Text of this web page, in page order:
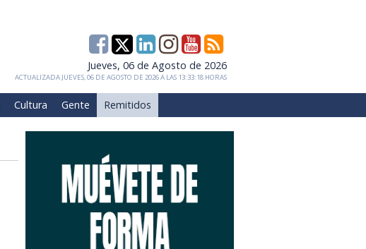
Jueves, 06 de Agosto de 2026
ACTUALIZADA JUEVES, 06 DE AGOSTO DE 2026 A LAS 13:33:18 HORAS
Cultura Gente Remitidos